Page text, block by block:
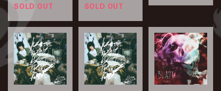
SOLD OUT
SOLD OUT
君へ